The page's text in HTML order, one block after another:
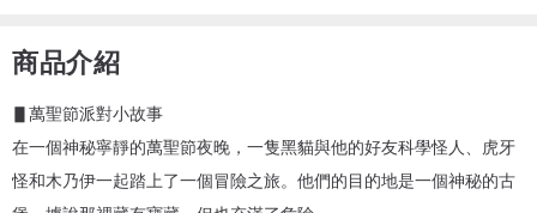
商品介紹
▋萬聖節派對小故事
在一個神秘寧靜的萬聖節夜晚，一隻黑貓與他的好友科學怪人、虎牙
怪和木乃伊一起踏上了一個冒險之旅。他們的目的地是一個神秘的古